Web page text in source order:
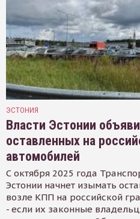
ЭСТОНИЯ
Власти Эстонии
оставленных на
автомобилей
С октября 2025 года
Эстонии начнет изымать
возле КПП на российской
- если их законные